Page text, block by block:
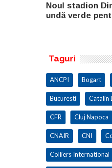
Noul stadion
undă verde
Taguri
ANCPI Bogart
Bucuresti Catalin
CFR Cluj Napoca
CNAIR CNI
Colliers International